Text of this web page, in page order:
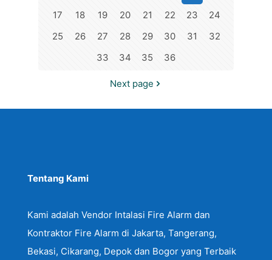
17
18 19 20 21 22 23
24
25
26 27 28 29 30 31
32
33
34 35 36
Next page
Tentang Kami
Kami adalah Vendor Intalasi Fire Alarm dan
Kontraktor Fire Alarm di Jakarta, Tangerang,
Bekasi, Cikarang, Depok dan Bogor yang Terbaik